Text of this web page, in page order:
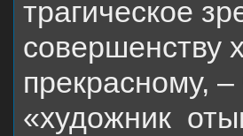
трагическое
совершенству
прекрасному,
«художник